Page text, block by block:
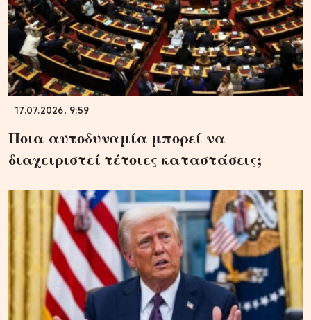
17.07.2026, 9:59
Ποια αυτοδυναμία μπορεί να
διαχειριστεί τέτοιες καταστάσεις;